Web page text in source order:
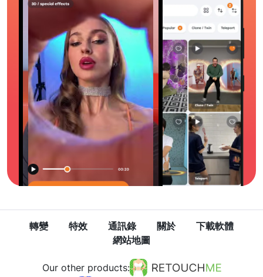
轉變 特效 通訊錄 關於
下載軟體
網站地圖
Our other products: